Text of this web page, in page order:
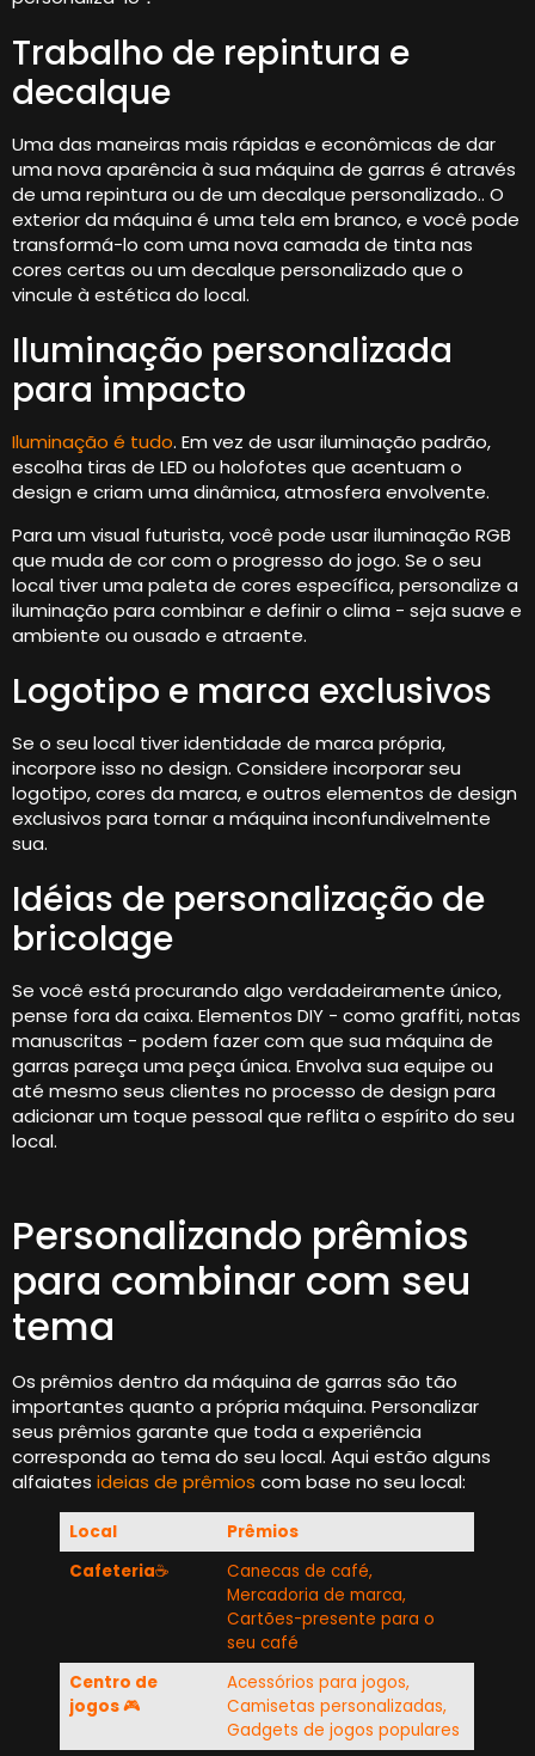
Trabalho de repintura e
decalque
Uma das maneiras mais rápidas e econômicas de dar
uma nova aparência à sua máquina de garras é através
de uma repintura ou de um decalque personalizado.. O
exterior da máquina é uma tela em branco, e você pode
transformá-lo com uma nova camada de tinta nas
cores certas ou um decalque personalizado que o
vincule à estética do local.
Iluminação personalizada
para impacto
Iluminação é tudo. Em vez de usar iluminação padrão,
escolha tiras de LED ou holofotes que acentuam o
design e criam uma dinâmica, atmosfera envolvente.
Para um visual futurista, você pode usar iluminação RGB
que muda de cor com o progresso do jogo. Se o seu
local tiver uma paleta de cores específica, personalize a
iluminação para combinar e definir o clima - seja suave e
ambiente ou ousado e atraente.
Logotipo e marca exclusivos
Se o seu local tiver identidade de marca própria,
incorpore isso no design. Considere incorporar seu
logotipo, cores da marca, e outros elementos de design
exclusivos para tornar a máquina inconfundivelmente
sua.
Idéias de personalização de
bricolage
Se você está procurando algo verdadeiramente único,
pense fora da caixa. Elementos DIY - como graffiti, notas
manuscritas - podem fazer com que sua máquina de
garras pareça uma peça única. Envolva sua equipe ou
até mesmo seus clientes no processo de design para
adicionar um toque pessoal que reflita o espírito do seu
local.
Personalizando prêmios
para combinar com seu
tema
Os prêmios dentro da máquina de garras são tão
importantes quanto a própria máquina. Personalizar
seus prêmios garante que toda a experiência
corresponda ao tema do seu local. Aqui estão alguns
alfaiates ideias de prêmios com base no seu local:
Local
Prêmios
Cafeteria☕
Canecas de café,
Mercadoria de marca,
Cartões-presente para o
seu café
Centro de
jogos🎮
Acessórios para jogos,
Camisetas personalizadas,
Gadgets de jogos populares